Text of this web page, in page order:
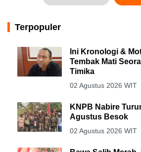
Terpopuler
Ini Kronologi &
Tembak Mati
Timika
02 Agustus 2026 WIT
KNPB Nabire
Agustus Besok
02 Agustus 2026 WIT